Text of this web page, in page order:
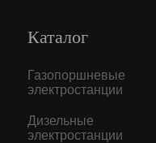
Каталог
Газопоршневые
электростанции
Дизельные
электростанции